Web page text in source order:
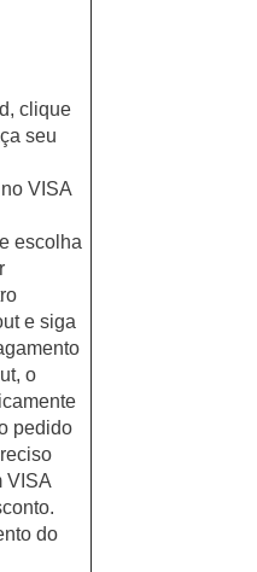
clique
seu
VISA
escolha
e siga
o
pedido
VISA
do